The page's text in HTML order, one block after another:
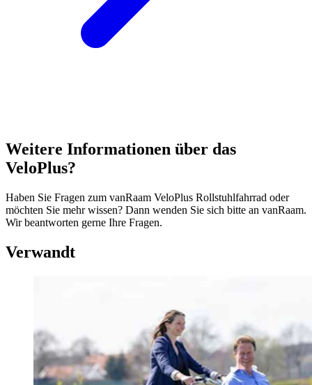
Weitere Informationen über das
VeloPlus?
Haben Sie Fragen zum vanRaam VeloPlus Rollstuhlfahrrad oder
möchten Sie mehr wissen? Dann wenden Sie sich bitte an vanRaam.
Wir beantworten gerne Ihre Fragen.
Verwandt